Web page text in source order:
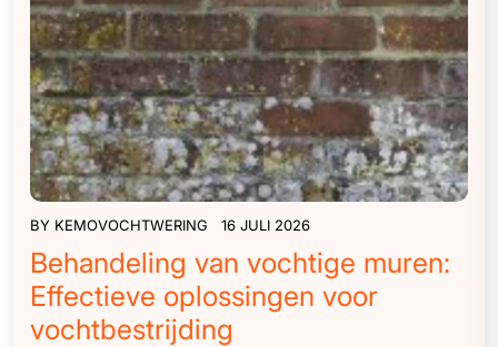
BY KEMOVOCHTWERING 16 JULI 2026
Behandeling van vochtige muren:
Effectieve oplossingen voor
vochtbestrijding